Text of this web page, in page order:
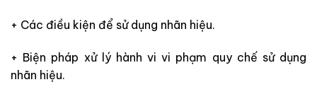
+ Các điều kiện để sử dụng nhãn hiệu.
+ Biện pháp xử lý hành vi vi phạm quy chế sử dụng
nhãn hiệu.